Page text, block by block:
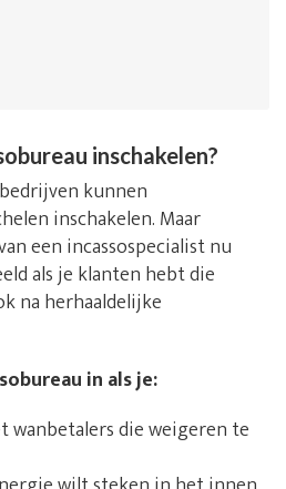
inschakelen?
kunnen
inschakelen. Maar
een incassospecialist nu
als je klanten hebt die
na herhaaldelijke
in als je:
wanbetalers die weigeren te